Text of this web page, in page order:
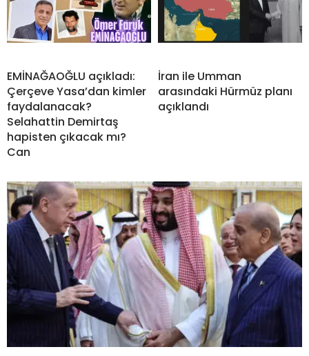
EMİNAĞAOĞLU açıkladı:
Çerçeve Yasa’dan kimler
faydalanacak?
Selahattin Demirtaş
hapisten çıkacak mı?
Can
İran ile Umman
arasındaki Hürmüz planı
açıklandı